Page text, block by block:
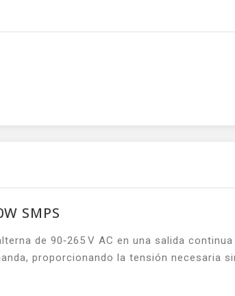
SMPS
de 90‑265 V AC en una salida
proporcionando la tensión necesaria